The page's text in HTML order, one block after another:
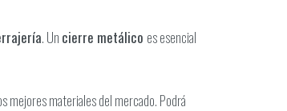
. Un cierre metálico es esencial
mejores materiales del mercado. Podrá